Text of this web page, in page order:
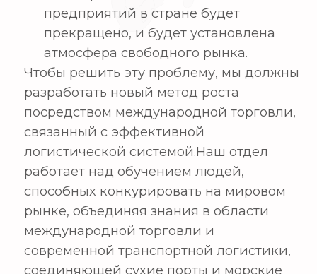
2. Введение в учебную
программу
Проведение разнообразных
увлекательных теоретических и
практических занятий в таких
областях, как торговля, логистика и
электронная коммерция, на основе
международной торговли и
практики.
Развитие инновационных талантов,
финансам, электронному бизнесу и
логистике, мы также надеемся
развивать ключевые компетенции для
национальных стратегий развития,
направленных на мировную экономику.